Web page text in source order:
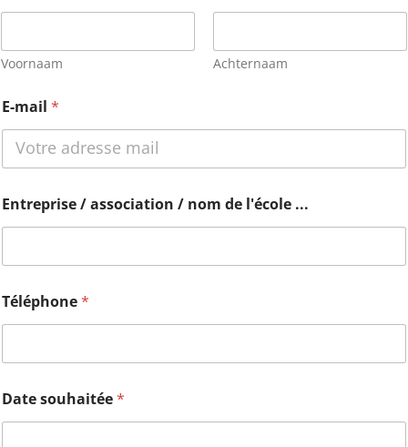
Voornaam Achternaam
E-mail *
Entreprise / association / nom de l'école ...
Téléphone*
Date souhaitée*